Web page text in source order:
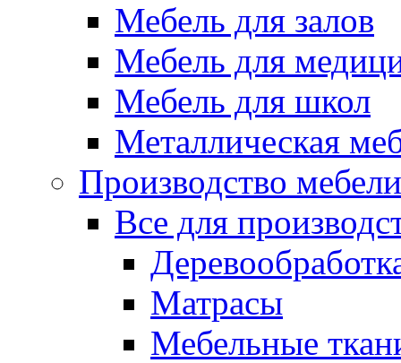
Мебель для залов
Мебель для
Мебель для школ
Металлическая
Производство мебели
Все для
Матрасы
Мебельные